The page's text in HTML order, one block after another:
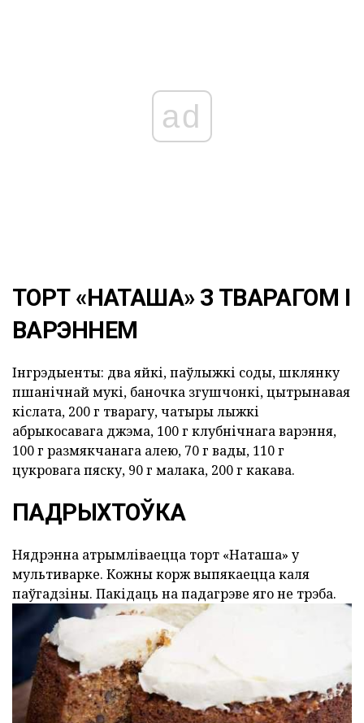
ad
ТОРТ «НАТАША» З ТВАРАГОМ І
ВАРЭННЕМ
Інгрэдыенты: два яйкі, паўлыжкі соды, шклянку
пшанічнай мукі, баночка згушчонкі, цытрынавая
кіслата, 200 г тварагу, чатыры лыжкі
абрыкосавага джэма, 100 г клубнічнага варэння,
100 г размякчанага алею, 70 г вады, 110 г
цукровага пяску, 90 г малака, 200 г какава.
ПАДРЫХТОЎКА
Нядрэнна атрымліваецца торт «Наташа» у
мультиварке. Кожны корж выпякаецца каля
паўгадзіны. Пакідаць на падагрэве яго не трэба.